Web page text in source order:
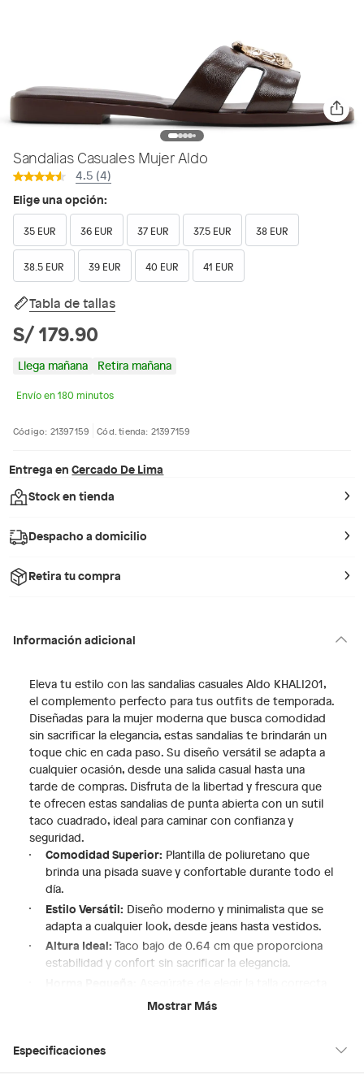
Sandalias Casuales Mujer Aldo
4.5 (4)
Elige una opción:
35 EUR 36 EUR 37 EUR 37.5 EUR 38 EUR
38.5 EUR 39 EUR 40 EUR 41 EUR
Tabla de tallas
S/ 179.90
Llega mañana Retira mañana
Envío en 180 minutos
Código: 21397159 Cód. tienda: 21397159
Entrega en Cercado De Lima
Stock en tienda
Despacho a domicilio
Retira tu compra
Información adicional
Eleva tu estilo con las sandalias casuales Aldo KHALI201,
el complemento perfecto para tus outfits de temporada.
Diseñadas para la mujer moderna que busca comodidad
sin sacrificar la elegancia, estas sandalias te brindarán un
toque chic en cada paso. Su diseño versátil se adapta a
cualquier ocasión, desde una salida casual hasta una
tarde de compras. Disfruta de la libertad y frescura que
te ofrecen estas sandalias de punta abierta con un sutil
taco cuadrado, ideal para caminar con confianza y
seguridad.
Comodidad Superior: Plantilla de poliuretano que
brinda una pisada suave y confortable durante todo el
día.
Estilo Versátil: Diseño moderno y minimalista que se
adapta a cualquier look, desde jeans hasta vestidos.
Altura Ideal: Taco bajo de 0.64 cm que proporciona
estabilidad y confort sin sacrificar la elegancia.
para un ajuste perfecto y una experiencia de uso
outfits de verano con un estilo relajado y sofisticado.
Mostrar Más
Especificaciones